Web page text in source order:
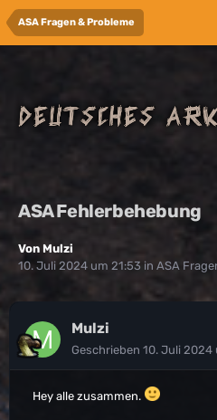
ASA Fragen & Probleme
ASA Fehlerbehebung
Von Mulzi
10. Juli 2024 um 21:53 in ASA
Mulzi
Geschrieben 10. Juli 2024
Hey alle zusammen.